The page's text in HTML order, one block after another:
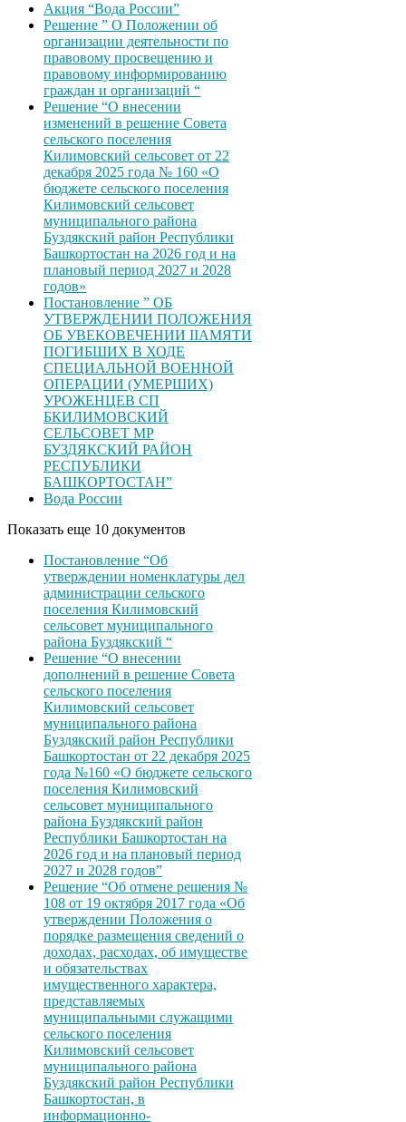
Акция “Вода России”
Решение ” О Положении об
организации деятельности по
правовому просвещению и
правовому информированию
граждан и организаций “
Решение “О внесении
изменений в решение Совета
сельского поселения
Килимовский сельсовет от 22
декабря 2025 года № 160 «О
бюджете сельского поселения
Килимовский сельсовет
муниципального района
Буздякский район Республики
Башкортостан на 2026 год и на
плановый период 2027 и 2028
годов»
Постановление ” ОБ
УТВЕРЖДЕНИИ ПОЛОЖЕНИЯ
ОБ УВЕКОВЕЧЕНИИ ІІАМЯТИ
ПОГИБШИХ В ХОДЕ
СПЕЦИАЛЬНОЙ ВОЕННОЙ
ОПЕРАЦИИ (УМЕРШИХ)
УРОЖЕНЦЕВ CП
БКИЛИМОВСКИЙ
СЕЛЬСОВЕТ МР
БУЗДЯКСКИЙ РАЙОН
РЕСПУБЛИКИ
БАШКОРТОСТАН”
Вода России
Показать еще 10 документов
Постановление “Об
утверждении номенклатуры дел
администрации сельского
поселения Килимовский
сельсовет муниципального
района Буздякский “
Решение “О внесении
дополнений в решение Совета
сельского поселения
Килимовский сельсовет
муниципального района
Буздякский район Республики
Башкортостан от 22 декабря 2025
года №160 «О бюджете сельского
поселения Килимовский
сельсовет муниципального
района Буздякский район
Республики Башкортостан на
2026 год и на плановый период
2027 и 2028 годов”
Решение “Об отмене решения №
108 от 19 октября 2017 года «Об
утверждении Положения о
порядке размещения сведений о
доходах, расходах, об имуществе
и обязательствах
имущественного характера,
представляемых
муниципальными служащими
сельского поселения
Килимовский сельсовет
муниципального района
Буздякский район Республики
Башкортостан, в
информационно-